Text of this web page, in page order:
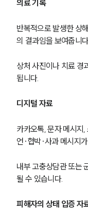
의료 기록
반복적으로 발생한 상
의 결과임을 보여줍니
상처 사진이나 치료 경
됩니다.
디지털 자료
카카오톡, 문자 메시지
언·협박·사과 메시지
내부 고충상담관 또는
될 수 있습니다.
피해자의 상태 입증 자